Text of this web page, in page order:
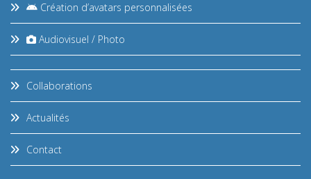
Création d’avatars personnalisées
Audiovisuel / Photo
Collaborations
Actualités
Contact